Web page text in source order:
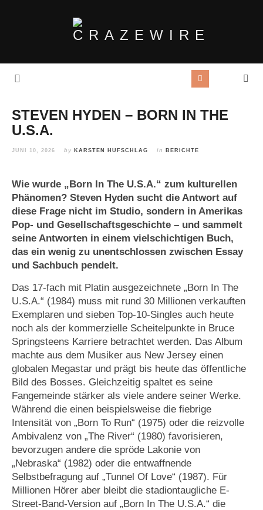
STEVEN HYDEN – BORN IN THE
U.S.A.
JUNI 10, 2026 by KARSTEN HUFSCHLAG in BERICHTE
Wie wurde „Born In The U.S.A.“ zum kulturellen
Phänomen? Steven Hyden sucht die Antwort auf
diese Frage nicht im Studio, sondern in Amerikas
Pop- und Gesellschaftsgeschichte – und sammelt
seine Antworten in einem vielschichtigen Buch,
das ein wenig zu unentschlossen zwischen Essay
und Sachbuch pendelt.
Das 17-fach mit Platin ausgezeichnete „Born In The
U.S.A.“ (1984) muss mit rund 30 Millionen verkauften
Exemplaren und sieben Top-10-Singles auch heute
noch als der kommerzielle Scheitelpunkte in Bruce
Springsteens Karriere betrachtet werden. Das Album
machte aus dem Musiker aus New Jersey einen
globalen Megastar und prägt bis heute das öffentliche
Bild des Bosses. Gleichzeitig spaltet es seine
Fangemeinde stärker als viele andere seiner Werke.
Während die einen beispielsweise die fiebrige
Intensität von „Born To Run“ (1975) oder die reizvolle
Ambivalenz von „The River“ (1980) favorisieren,
bevorzugen andere die spröde Lakonie von
„Nebraska“ (1982) oder die entwaffnende
Selbstbefragung auf „Tunnel Of Love“ (1987). Für
Millionen Hörer aber bleibt die stadiontaugliche E-
Street-Band-Version auf „Born In The U.S.A.“ die